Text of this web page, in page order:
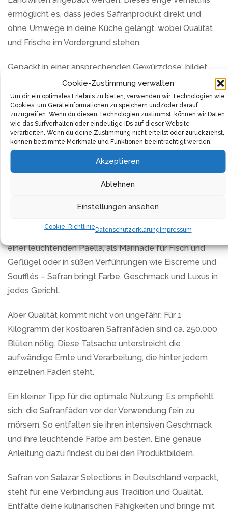
Cookie-Zustimmung verwalten
Um dir ein optimales Erlebnis zu bieten, verwenden wir Technologien wie
Cookies, um Geräteinformationen zu speichern und/oder darauf
zuzugreifen. Wenn du diesen Technologien zustimmst, können wir Daten
wie das Surfverhalten oder eindeutige IDs auf dieser Website
verarbeiten. Wenn du deine Zustimmung nicht erteilst oder zurückziehst,
können bestimmte Merkmale und Funktionen beeinträchtigt werden.
Akzeptieren
Ablehnen
Einstellungen ansehen
Cookie-RichtlinieDatenschutzerklärungImpressum
ermöglicht es, dass jedes Safranprodukt direkt und
ohne Umwege in deine Küche gelangt, wobei Qualität
und Frische im Vordergrund stehen.
Gepackt in einer ansprechenden Gewürzdose, bildet
dieses Gewürz nicht nur in deiner Küche einen
wertvollen Schatz, sondern ist auch eine exzellente
Geschenkidee für jeden, der die Kunst des Kochens
schätzt. Safran, oft als das teuerste Gewürz der Welt
bezeichnet, bietet einen unvergleichlichen Geschmack,
der sowohl leicht bitter als auch tief aromatisch ist. Ein
Hauch von Safran kann einem einfachen Gericht eine
exquisit komplexe Note verleihen.
In der kulinarischen Welt ist Safran insbesondere in der
unverzichtbare Zutat. Ob in einem herzhaften Risotto,
einer leuchtenden Paella, als Marinade für Fisch und
Geflügel oder in süßen Verführungen wie Eiscreme und
Soufflés – Safran bringt Farbe, Geschmack und Luxus in
jedes Gericht.
Aber Qualität kommt nicht von ungefähr: Für 1
Kilogramm der kostbaren Safranfäden sind ca. 250.000
Blüten nötig. Diese Tatsache unterstreicht die
aufwändige Ernte und Verarbeitung, die hinter jedem
einzelnen Faden steht.
Ein kleiner Tipp für die optimale Nutzung: Es empfiehlt
sich, die Safranfäden vor der Verwendung fein zu
mörsern. So entfalten sie ihren intensiven Geschmack
und ihre leuchtende Farbe am besten. Eine genaue
Anleitung dazu findest du bei den Produktbildern.
Safran von Salazar Selections, in Deutschland verpackt,
steht für eine Verbindung aus Tradition und Qualität.
Entfalte deine kulinarischen Fähigkeiten und bringe mit